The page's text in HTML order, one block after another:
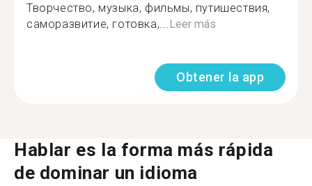
Творчество, музыка, фильмы, путишествия,
саморазвитие, готовка,... Leer más
Obtener la app
Hablar es la forma más rápida
de dominar un idioma